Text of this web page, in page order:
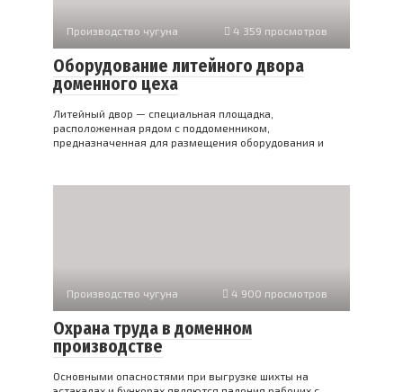
Производство чугуна 4 359 просмотров
Оборудование литейного двора
доменного цеха
Литейный двор — специальная площадка,
расположенная рядом с поддоменником,
предназначенная для размещения оборудования и
Производство чугуна 4 900 просмотров
Охрана труда в доменном
производстве
Основными опасностями при выгрузке шихты на